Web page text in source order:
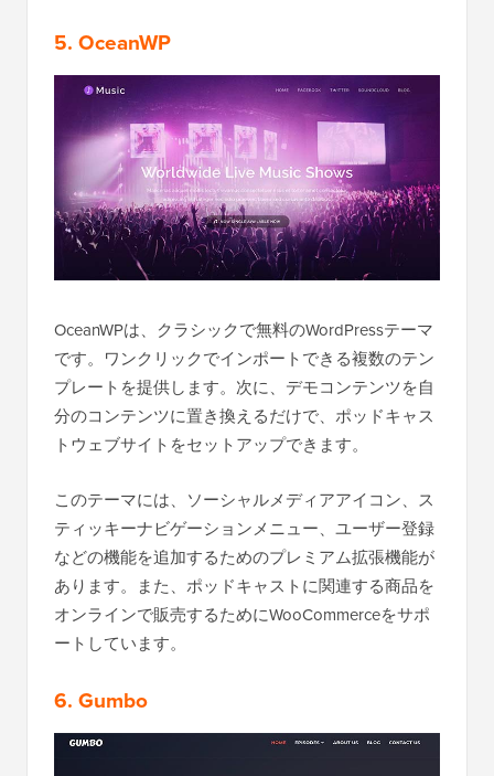
5. OceanWP
OceanWPは、クラシックで無料のWordPressテーマ
です。ワンクリックでインポートできる複数のテン
プレートを提供します。次に、デモコンテンツを自
分のコンテンツに置き換えるだけで、ポッドキャス
トウェブサイトをセットアップできます。
このテーマには、ソーシャルメディアアイコン、ス
ティッキーナビゲーションメニュー、ユーザー登録
などの機能を追加するためのプレミアム拡張機能が
あります。また、ポッドキャストに関連する商品を
オンラインで販売するためにWooCommerceをサポ
ートしています。
6. Gumbo